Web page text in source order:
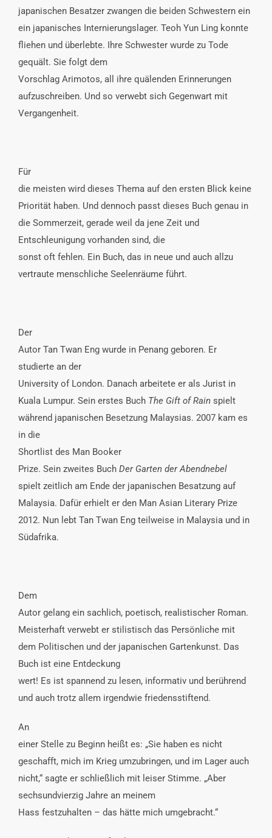
japanischen Besatzer zwangen die beiden Schwestern ein
ein japanisches Internierungslager. Teoh Yun Ling konnte
fliehen und überlebte. Ihre Schwester wurde zu Tode
gequält. Sie folgt dem
Vorschlag Arimotos, all ihre quälenden Erinnerungen
aufzuschreiben. Und so verwebt sich Gegenwart mit
Vergangenheit.
Für
die meisten wird dieses Thema auf den ersten Blick keine
Priorität haben. Und dennoch passt dieses Buch genau in
die Sommerzeit, gerade weil da jene Zeit und
Entschleunigung vorhanden sind, die
sonst oft fehlen. Ein Buch, das in neue und auch allzu
vertraute menschliche Seelenräume führt.
Der
Autor Tan Twan Eng wurde in Penang geboren. Er
studierte an der
University of London. Danach arbeitete er als Jurist in
Kuala Lumpur. Sein erstes Buch The Gift of Rain spielt
während japanischen Besetzung Malaysias. 2007 kam es
in die
Shortlist des Man Booker
Prize. Sein zweites Buch Der Garten der Abendnebel
spielt zeitlich am Ende der japanischen Besatzung auf
Malaysia. Dafür erhielt er den Man Asian Literary Prize
2012. Nun lebt Tan Twan Eng teilweise in Malaysia und in
Südafrika.
Dem
Autor gelang ein sachlich, poetisch, realistischer Roman.
Meisterhaft verwebt er stilistisch das Persönliche mit
dem Politischen und der japanischen Gartenkunst. Das
Buch ist eine Entdeckung
wert! Es ist spannend zu lesen, informativ und berührend
und auch trotz allem irgendwie friedensstiftend.
An
einer Stelle zu Beginn heißt es: „Sie haben es nicht
geschafft, mich im Krieg umzubringen, und im Lager auch
nicht,“ sagte er schließlich mit leiser Stimme. „Aber
sechsundvierzig Jahre an meinem
Hass festzuhalten – das hätte mich umgebracht.“